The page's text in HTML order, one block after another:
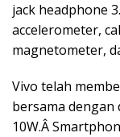
jack headphone
accelerometer,
magnetometer,
Vivo telah
bersama
10W.Â